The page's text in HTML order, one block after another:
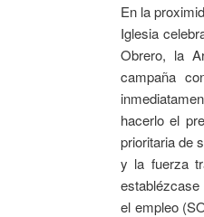
En la
Iglesia
Obrero, la
campaña
hacerlo el
prioritaria de
y la fuerza
el empleo